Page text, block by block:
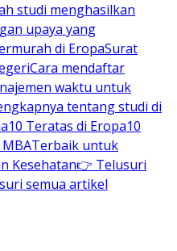
studi menghasilkan
upaya yang
di EropaSurat
Cara mendaftar
waktu untuk
tentang studi di
10 Teratas di Eropa10
Terbaik untuk
Kesehatan👉 Telusuri
semua artikel